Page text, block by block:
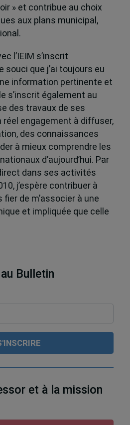
» et contribue au choix
aux plans municipal,
l’IEIM s’inscrit
souci que j’ai toujours eu
information pertinente et
s’inscrit également au
des travaux de ses
réel engagement à diffuser,
des connaissances
à mieux comprendre les
d’aujourd’hui. Par
dans ses activités
j’espère contribuer à
de m’associer à une
et impliquée que celle
Bulletin
et à la mission